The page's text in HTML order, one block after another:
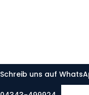
Schreib uns auf